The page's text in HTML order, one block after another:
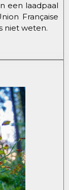
een laadpaal
Française
niet weten.